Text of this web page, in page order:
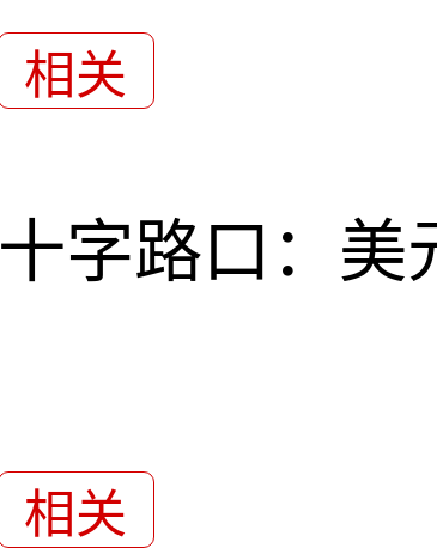
相关
十字路口：美
相关